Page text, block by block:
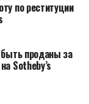
Отметим,
скульптурам
С тех
в Книжной
Виндзорском
этих
по реституции
проданы за
Sotheby’s